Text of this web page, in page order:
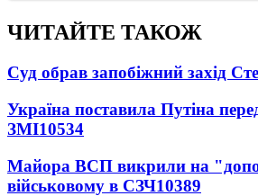
ЧИТАЙТЕ ТАКОЖ
Суд обрав запобіжний захід
Україна поставила Путіна
ЗМІ10534
Майора ВСП викрили на
військовому в СЗЧ10389